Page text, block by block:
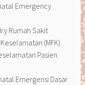
Emergency
Rumah Sakit
(MFK)
Pasien
Emergensi Dasar